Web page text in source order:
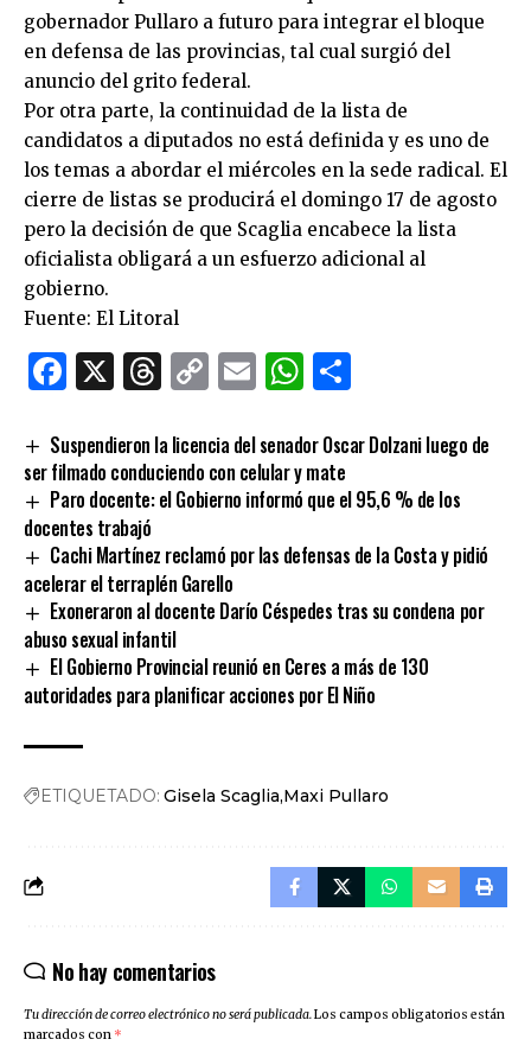
gobernador Pullaro a futuro para integrar el bloque
en defensa de las provincias, tal cual surgió del
anuncio del grito federal.
Por otra parte, la continuidad de la lista de
candidatos a diputados no está definida y es uno de
los temas a abordar el miércoles en la sede radical. El
cierre de listas se producirá el domingo 17 de agosto
pero la decisión de que Scaglia encabece la lista
oficialista obligará a un esfuerzo adicional al
gobierno.
Fuente: El Litoral
Facebook
X Threads
CopyEmailWhatsApp
Suspendieron la licencia del senador Oscar Dolzani luego de
ser filmado conduciendo con celular y mate
Paro docente: el Gobierno informó que el 95,6 % de los
docentes trabajó
Cachi Martínez reclamó por las defensas de la Costa y pidió
acelerar el terraplén Garello
Exoneraron al docente Darío Céspedes tras su condena por
abuso sexual infantil
El Gobierno Provincial reunió en Ceres a más de 130
autoridades para planificar acciones por El Niño
ETIQUETADO: Gisela Scaglia Maxi Pullaro
No hay comentarios
Tu dirección de correo electrónico no será publicada.Los campos obligatorios están
marcados con *